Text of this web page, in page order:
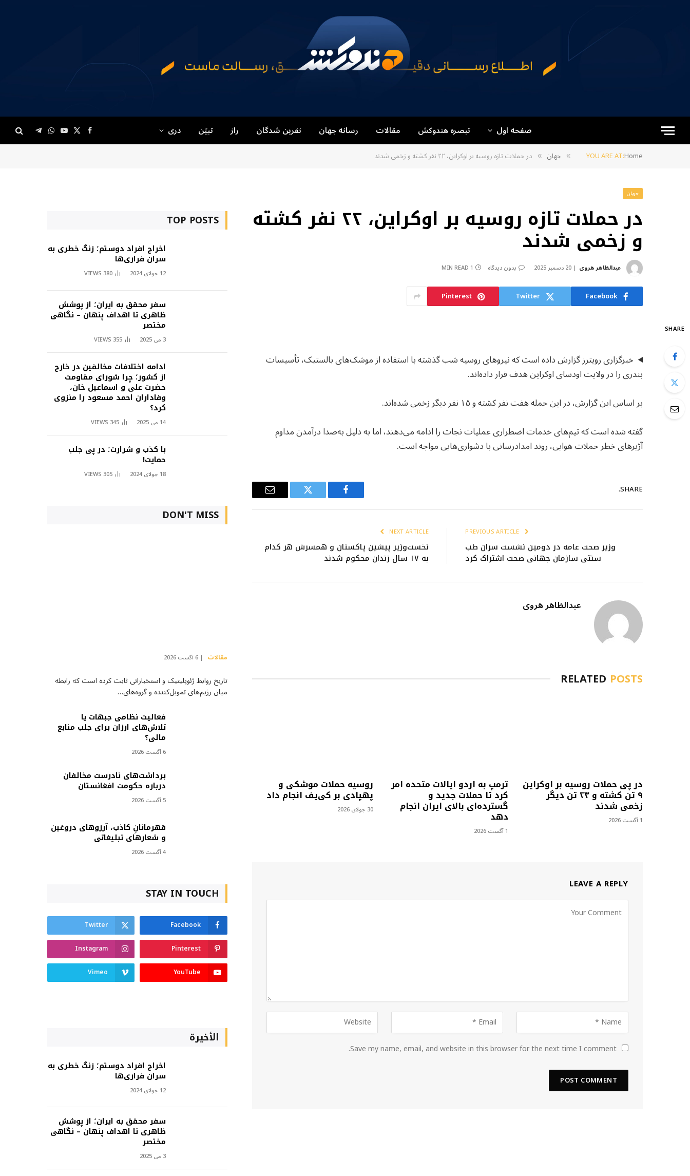
صفحه اول تبصره هندوکش مقالات رسانه جهان نفرین شدگان راز تبیّن دری Facebook
X
(Twitter)
YouTube
WhatsApp
Telegram
YOU ARE AT:Home
» جهان » در حملات تازه روسیه بر اوکراین، ۲۲ نفر کشته و زخمی شدند
جهان
در حملات تازه روسیه بر اوکراین، ۲۲ نفر کشته
و زخمی شدند
عبدالظاهر هروی 20 دسمبر 2025 بدون دیدگاه 1 MIN READ
Facebook
Twitter
Pinterest
SHARE
خبرگزاری رویترز گزارش داده است که نیروهای روسیه شب گذشته با استفاده از موشک‌های بالستیک، تأسیسات
بندری را در ولایت اودسای اوکراین هدف قرار داده‌اند.
بر اساس این گزارش، در این حمله هفت نفر کشته و ۱۵ نفر دیگر زخمی شده‌اند.
گفته شده است که تیم‌های خدمات اضطراری عملیات نجات را ادامه می‌دهند، اما به دلیل به‌صدا درآمدن مداوم
آژیرهای خطر حملات هوایی، روند امدادرسانی با دشواری‌هایی مواجه است.
SHARE.
Facebook
Twitter
Email
وزیر صحت عامه در دومین نشست سران طب
سنتی سازمان جهانی صحت اشتراک کرد
NEXT ARTICLE
نخست‌وزیر پیشین پاکستان و همسرش هر کدام
به ۱۷ سال زندان محکوم شدند
عبدالظاهر هروی
RELATED POSTS
در پی حملات روسیه بر اوکراین
۹ تن کشته و ۲۳ تن دیگر
زخمی شدند
1 آگست 2026
ترمپ به اردو ایالات متحده امر
کرد تا حملات جدید و
گسترده‌ای بالای ایران انجام
دهد
1 آگست 2026
روسیه حملات موشکی و
پهپادی بر کی‌یف انجام داد
30 جولای 2026
LEAVE A REPLY
Save my name, email, and website in this browser for the next time I comment.
TOP POSTS
اخراج افراد دوستم؛ زنگ خطری به
سران فراری‌ها
12 جولای 2024 380
VIEWS
سفر محقق به ایران؛ از پوشش
ظاهری تا اهداف پنهان – نگاهی
مختصر
3 می 2025 355
VIEWS
ادامه اختلافات مخالفین در خارج
از کشور؛ چرا شورای مقاومت
حضرت علی و اسماعیل خان،
وفاداران احمد مسعود را منزوی
کرد؟
14 می 2025 345
VIEWS
با کذب و شرارت؛ در پی جلب
حمایت!
18 جولای 2024 305
VIEWS
DON'T MISS
مقالات 6 آگست 2026
تاریخ روابط ژئوپلیتیک و استخباراتی ثابت کرده است که رابطه
میان رژیم‌های تمویل‌کننده و گروه‌های…
فعالیت نظامی جبهات یا
تلاش‌های ارزان برای جلب منابع
مالی؟
6 آگست 2026
برداشت‌های نادرست مخالفان
درباره حکومت افغانستان
5 آگست 2026
قهرمانانِ کاذب، آرزوهای دروغین
و شعارهای تبلیغاتی
4 آگست 2026
STAY IN TOUCH
Facebook
Twitter
Pinterest
Instagram
YouTube
Vimeo
الأخيرة
اخراج افراد دوستم؛ زنگ خطری به
سران فراری‌ها
12 جولای 2024
سفر محقق به ایران؛ از پوشش
ظاهری تا اهداف پنهان – نگاهی
مختصر
3 می 2025